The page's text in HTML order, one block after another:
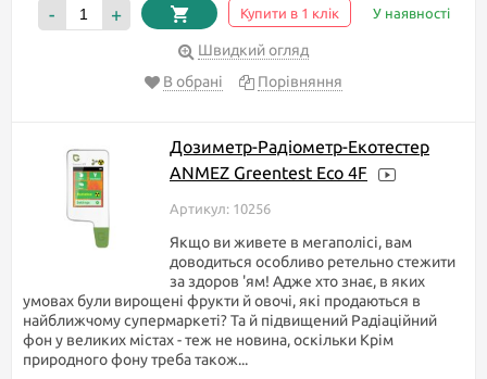
Якщо ж Вам важко впоратися з інформацією або виникли якісь
питання, то не соромтеся подзвонити нам або задати питання
в чат. Наші фахівці з радістю дадуть відповідь на ваше
- + Купити в 1 клік У наявності
Швидкий огляд
В обрані
Порівняння
Дозиметр-Радіометр-Екотестер
ANMEZ Greentest Eco 4F
Артикул: 10256
Якщо ви живете в мегаполісі, вам
доводиться особливо ретельно стежити
за здоров 'ям! Адже хто знає, в яких
умовах були вирощені фрукти й овочі, які продаються в
найближчому супермаркеті? Та й підвищений Радіаційний
фон у великих містах - теж не новина, оскільки Крім
природного фону треба також...